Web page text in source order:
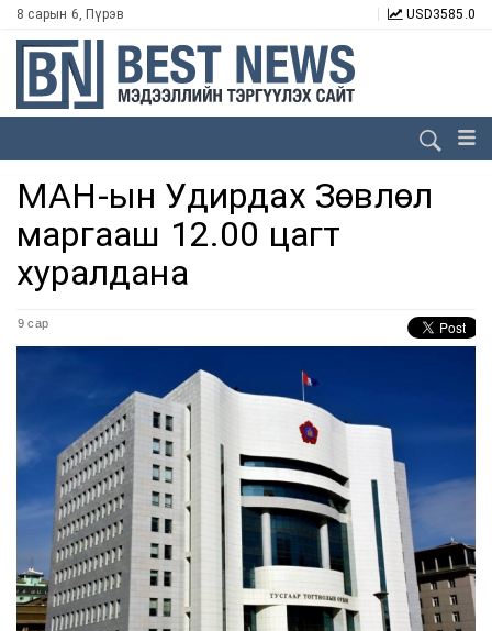
8 сарын 6, Пүрэв USD3585.0
МАН-ын Удирдах Зөвлөл
маргааш 12.00 цагт
хуралдана
9 сар